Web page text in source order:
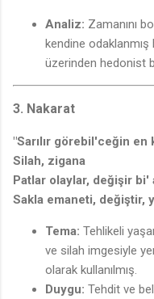
Analiz: Zamanını
kendine
üzerinden hedonist
3. Nakarat
"Sarılır görebil'ceğin en
Silah, zigana
Patlar olaylar, değişir bi'
Sakla emaneti, değiştir,
Tema: Tehlikeli
ve silah imgesiyle
olarak kullanılmış.
Duygu: Tehdit ve